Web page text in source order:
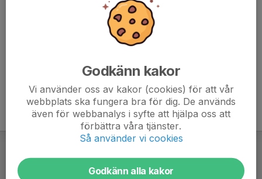
kontrollera innan träning så det inte skett förändringar
gällande tränare på plats pga sena förhinder
Godkänn kakor
Vi använder oss av kakor (cookies) för att vår
webbplats ska fungera bra för dig. De används
även för webbanalys i syfte att hjälpa oss att
förbättra våra tjänster.
Så använder vi cookies
Godkänn alla kakor